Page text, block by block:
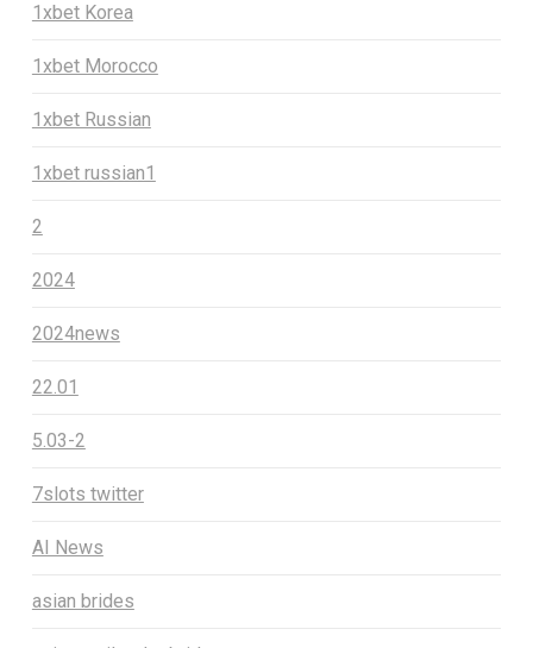
1xbet Korea
1xbet Morocco
1xbet Russian
1xbet russian1
2
2024
2024news
22.01
5.03-2
7slots twitter
AI News
asian brides